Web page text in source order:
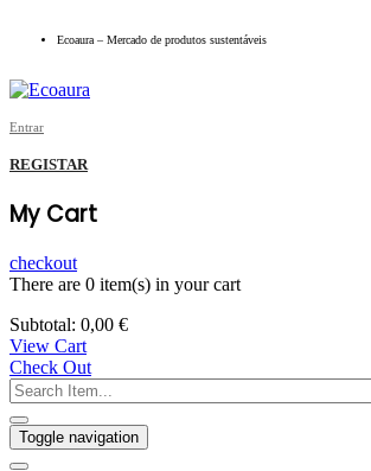
Ecoaura – Mercado de produtos sustentáveis
Entrar
REGISTAR
My Cart
checkout
There are 0 item(s) in your cart
Subtotal: 0,00 €
View Cart
Check Out
Toggle navigation